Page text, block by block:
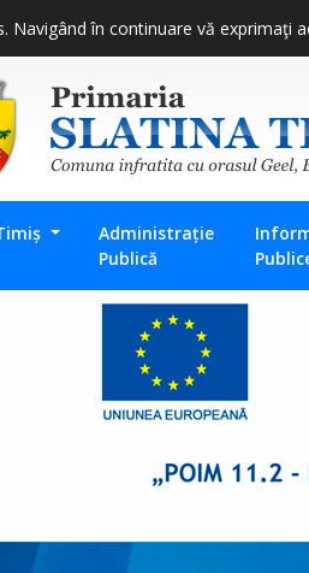
Administrație
Publică
Navigând în continuare vă exprimaţi